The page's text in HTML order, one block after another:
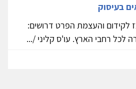
בעיסוק
לקידום והעצמת הפרט דרושים:
לכל רחבי הארץ. עו'ס קליני /...